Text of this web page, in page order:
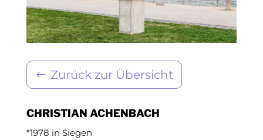
Zurück zur Übersicht
CHRISTIAN ACHENBACH
*1978 in Siegen